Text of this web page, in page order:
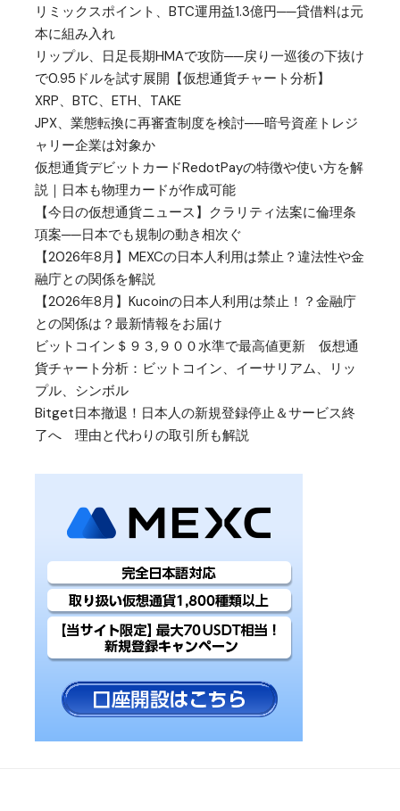
リミックスポイント、BTC運用益1.3億円──貸借料は元
本に組み入れ
リップル、日足長期HMAで攻防──戻り一巡後の下抜け
で0.95ドルを試す展開【仮想通貨チャート分析】
XRP、BTC、ETH、TAKE
JPX、業態転換に再審査制度を検討──暗号資産トレジ
ャリー企業は対象か
仮想通貨デビットカードRedotPayの特徴や使い方を解
説｜日本も物理カードが作成可能
【今日の仮想通貨ニュース】クラリティ法案に倫理条
項案──日本でも規制の動き相次ぐ
【2026年8月】MEXCの日本人利用は禁止？違法性や金
融庁との関係を解説
【2026年8月】Kucoinの日本人利用は禁止！？金融庁
との関係は？最新情報をお届け
ビットコイン＄９３,９００水準で最高値更新 仮想通
貨チャート分析：ビットコイン、イーサリアム、リッ
プル、シンボル
Bitget日本撤退！日本人の新規登録停止＆サービス終
了へ 理由と代わりの取引所も解説